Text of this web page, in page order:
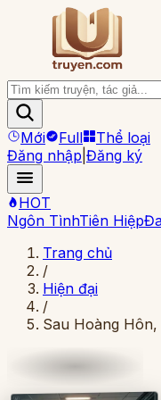
Mới Full
Thể loại
Đăng nhập Đăng ký
HOT
Ngôn TìnhTiên Hiệp
Trang chủ
/
Hiện đại
/
Sau Hoàng